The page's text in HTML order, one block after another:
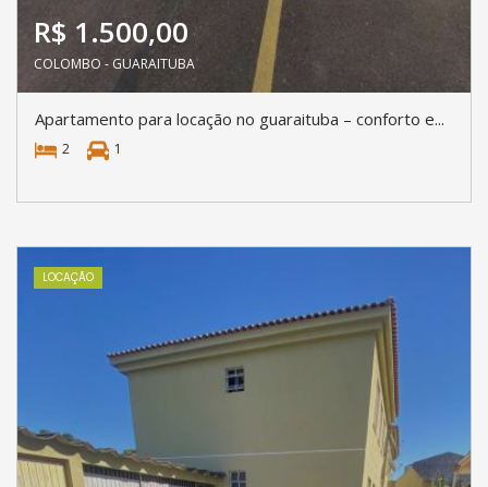
R$ 1.500,00
COLOMBO - GUARAITUBA
Apartamento para locação no guaraituba – conforto e...
2 1
LOCAÇÃO